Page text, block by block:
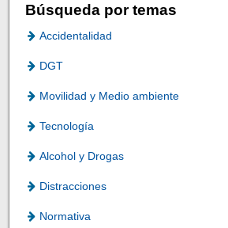
Búsqueda por temas
Accidentalidad
DGT
Movilidad y Medio ambiente
Tecnología
Alcohol y Drogas
Distracciones
Normativa